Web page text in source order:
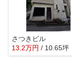
さつきビル
13.2万円 / 10.65坪